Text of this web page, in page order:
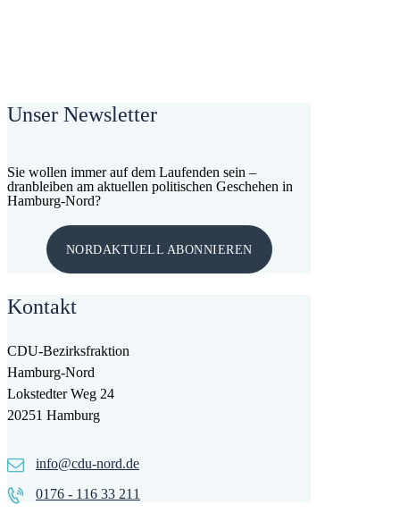
Unser Newsletter
Sie wollen immer auf dem Laufenden sein –
dranbleiben am aktuellen politischen Geschehen in
Hamburg-Nord?
NORDAKTUELL ABONNIEREN
Kontakt
CDU-Bezirksfraktion
Hamburg-Nord
Lokstedter Weg 24
20251 Hamburg
info@cdu-nord.de
0176 - 116 33 211